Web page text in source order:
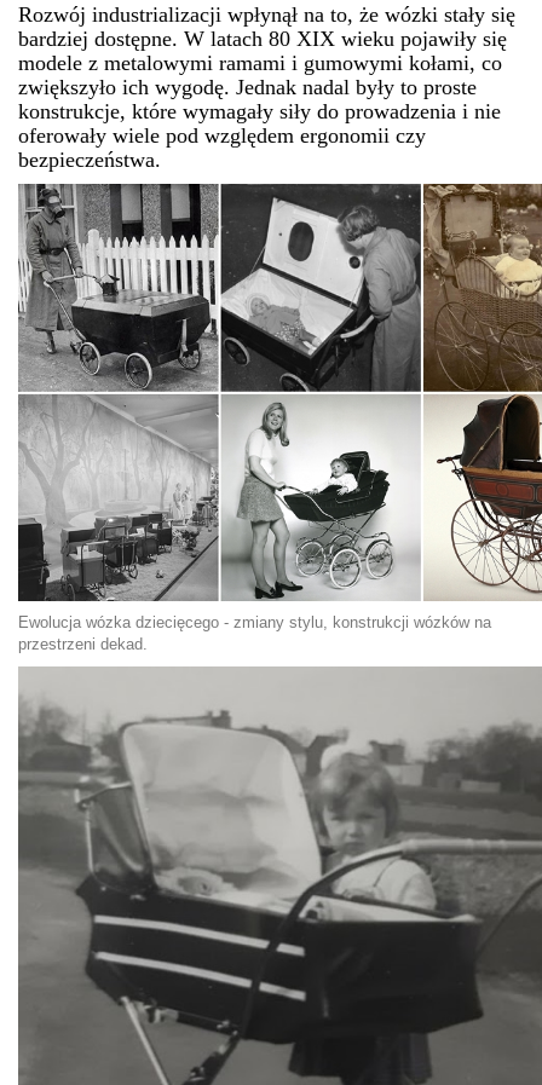
Rozwój industrializacji wpłynął na to, że wózki stały się
bardziej dostępne. W latach 80 XIX wieku pojawiły się
modele z metalowymi ramami i gumowymi kołami, co
zwiększyło ich wygodę. Jednak nadal były to proste
konstrukcje, które wymagały siły do prowadzenia i nie
oferowały wiele pod względem ergonomii czy
bezpieczeństwa.
Ewolucja wózka dziecięcego - zmiany stylu, konstrukcji wózków na
przestrzeni dekad.